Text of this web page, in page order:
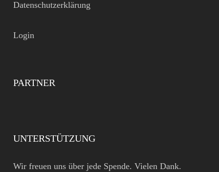
Datenschutzerklärung
Login
PARTNER
UNTERSTÜTZUNG
Wir freuen uns über jede Spende. Vielen Dank.